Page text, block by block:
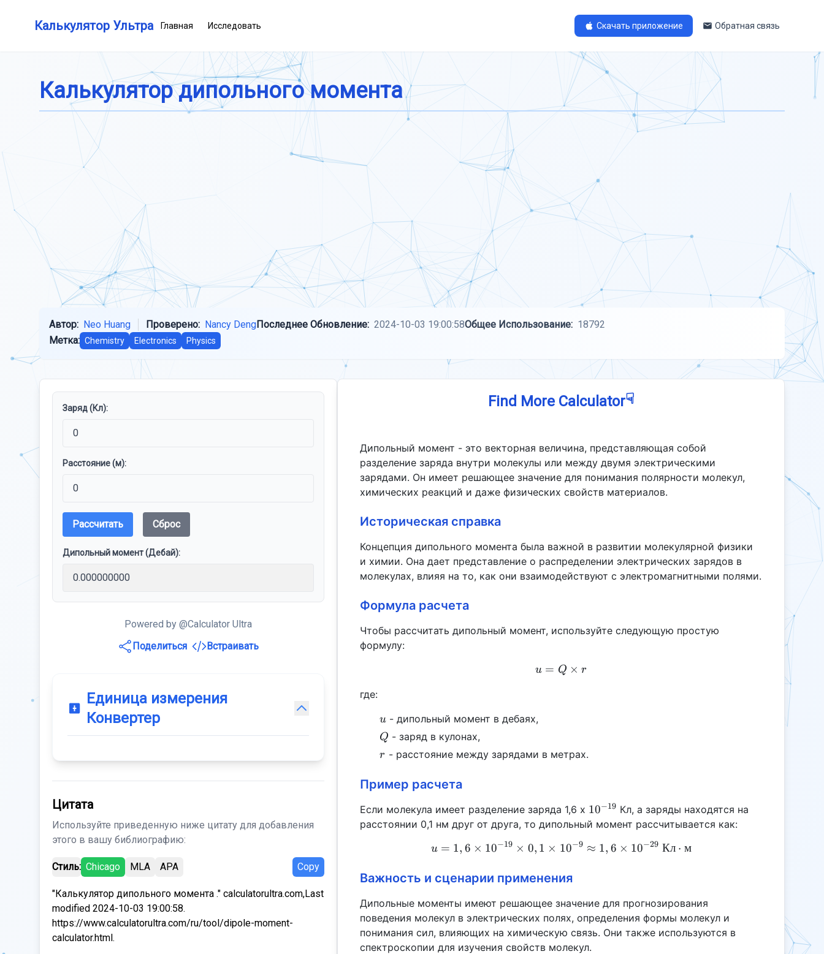
Калькулятор Ультра Главная Исследовать Скачать приложение Обратная связь
Калькулятор дипольного момента
Автор: Neo Huang Проверено: Nancy DengПоследнее Обновление: 2024-10-03 19:00:58Общее Использование: 18792
Метка: Chemistry Electronics Physics
Заряд (Кл):
Расстояние (м):
Рассчитать Сброс
Дипольный момент (Дебай):
Powered by @Calculator Ultra
Поделиться
Встраивать
Единица измерения
Конвертер
Цитата
Используйте приведенную ниже цитату для добавления
этого в вашу библиографию:
Стиль: Chicago MLA APA Copy
"Калькулятор дипольного момента ." calculatorultra.com,Last
modified 2024-10-03 19:00:58.
https://www.calculatorultra.com/ru/tool/dipole-moment-
calculator.html.
Find More Calculator☟
Дипольный момент - это векторная величина, представляющая собой
разделение заряда внутри молекулы или между двумя электрическими
зарядами. Он имеет решающее значение для понимания полярности молекул,
химических реакций и даже физических свойств материалов.
Историческая справка
Концепция дипольного момента была важной в развитии молекулярной физики
и химии. Она дает представление о распределении электрических зарядов в
молекулах, влияя на то, как они взаимодействуют с электромагнитными полями.
Формула расчета
Чтобы рассчитать дипольный момент, используйте следующую простую
формулу:
u = Q \times r
u = Q × r
где:
u
u - дипольный момент в дебаях,
Q
Q - заряд в кулонах,
r
r - расстояние между зарядами в метрах.
Пример расчета
Если молекула имеет разделение заряда 1,6 х 10^{-19}
10−19 Кл, а заряды находятся на
расстоянии 0,1 нм друг от друга, то дипольный момент рассчитывается как:
u = 1,6 \times 10^{-19} \times 0,1 \times 10^{-
u = 1, 6 × 10−19 × 0, 1 × 10−9 ≈ 1, 6 × 10−29 Кл ⋅ м
Важность и сценарии применения
Дипольные моменты имеют решающее значение для прогнозирования
поведения молекул в электрических полях, определения формы молекул и
понимания сил, влияющих на химическую связь. Они также используются в
спектроскопии для изучения свойств молекул.